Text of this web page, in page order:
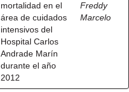
mortalidad en el
área de cuidados
intensivos del
Hospital Carlos
Andrade Marín
durante el año
2012
Freddy
Marcelo